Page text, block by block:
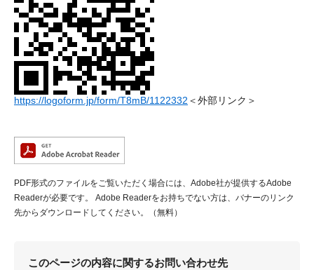
https://logoform.jp/form/T8mB/1122332 ＜外部リンク＞
PDF形式のファイルをご覧いただく場合には、Adobe社が提供するAdobe
Readerが必要です。
Adobe Readerをお持ちでない方は、バナーのリンク
先からダウンロードしてください。（無料）
このページの内容に関するお問い合わせ先